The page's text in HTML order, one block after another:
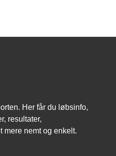
Her får du løbsinfo,
resultater,
mere nemt og enkelt.